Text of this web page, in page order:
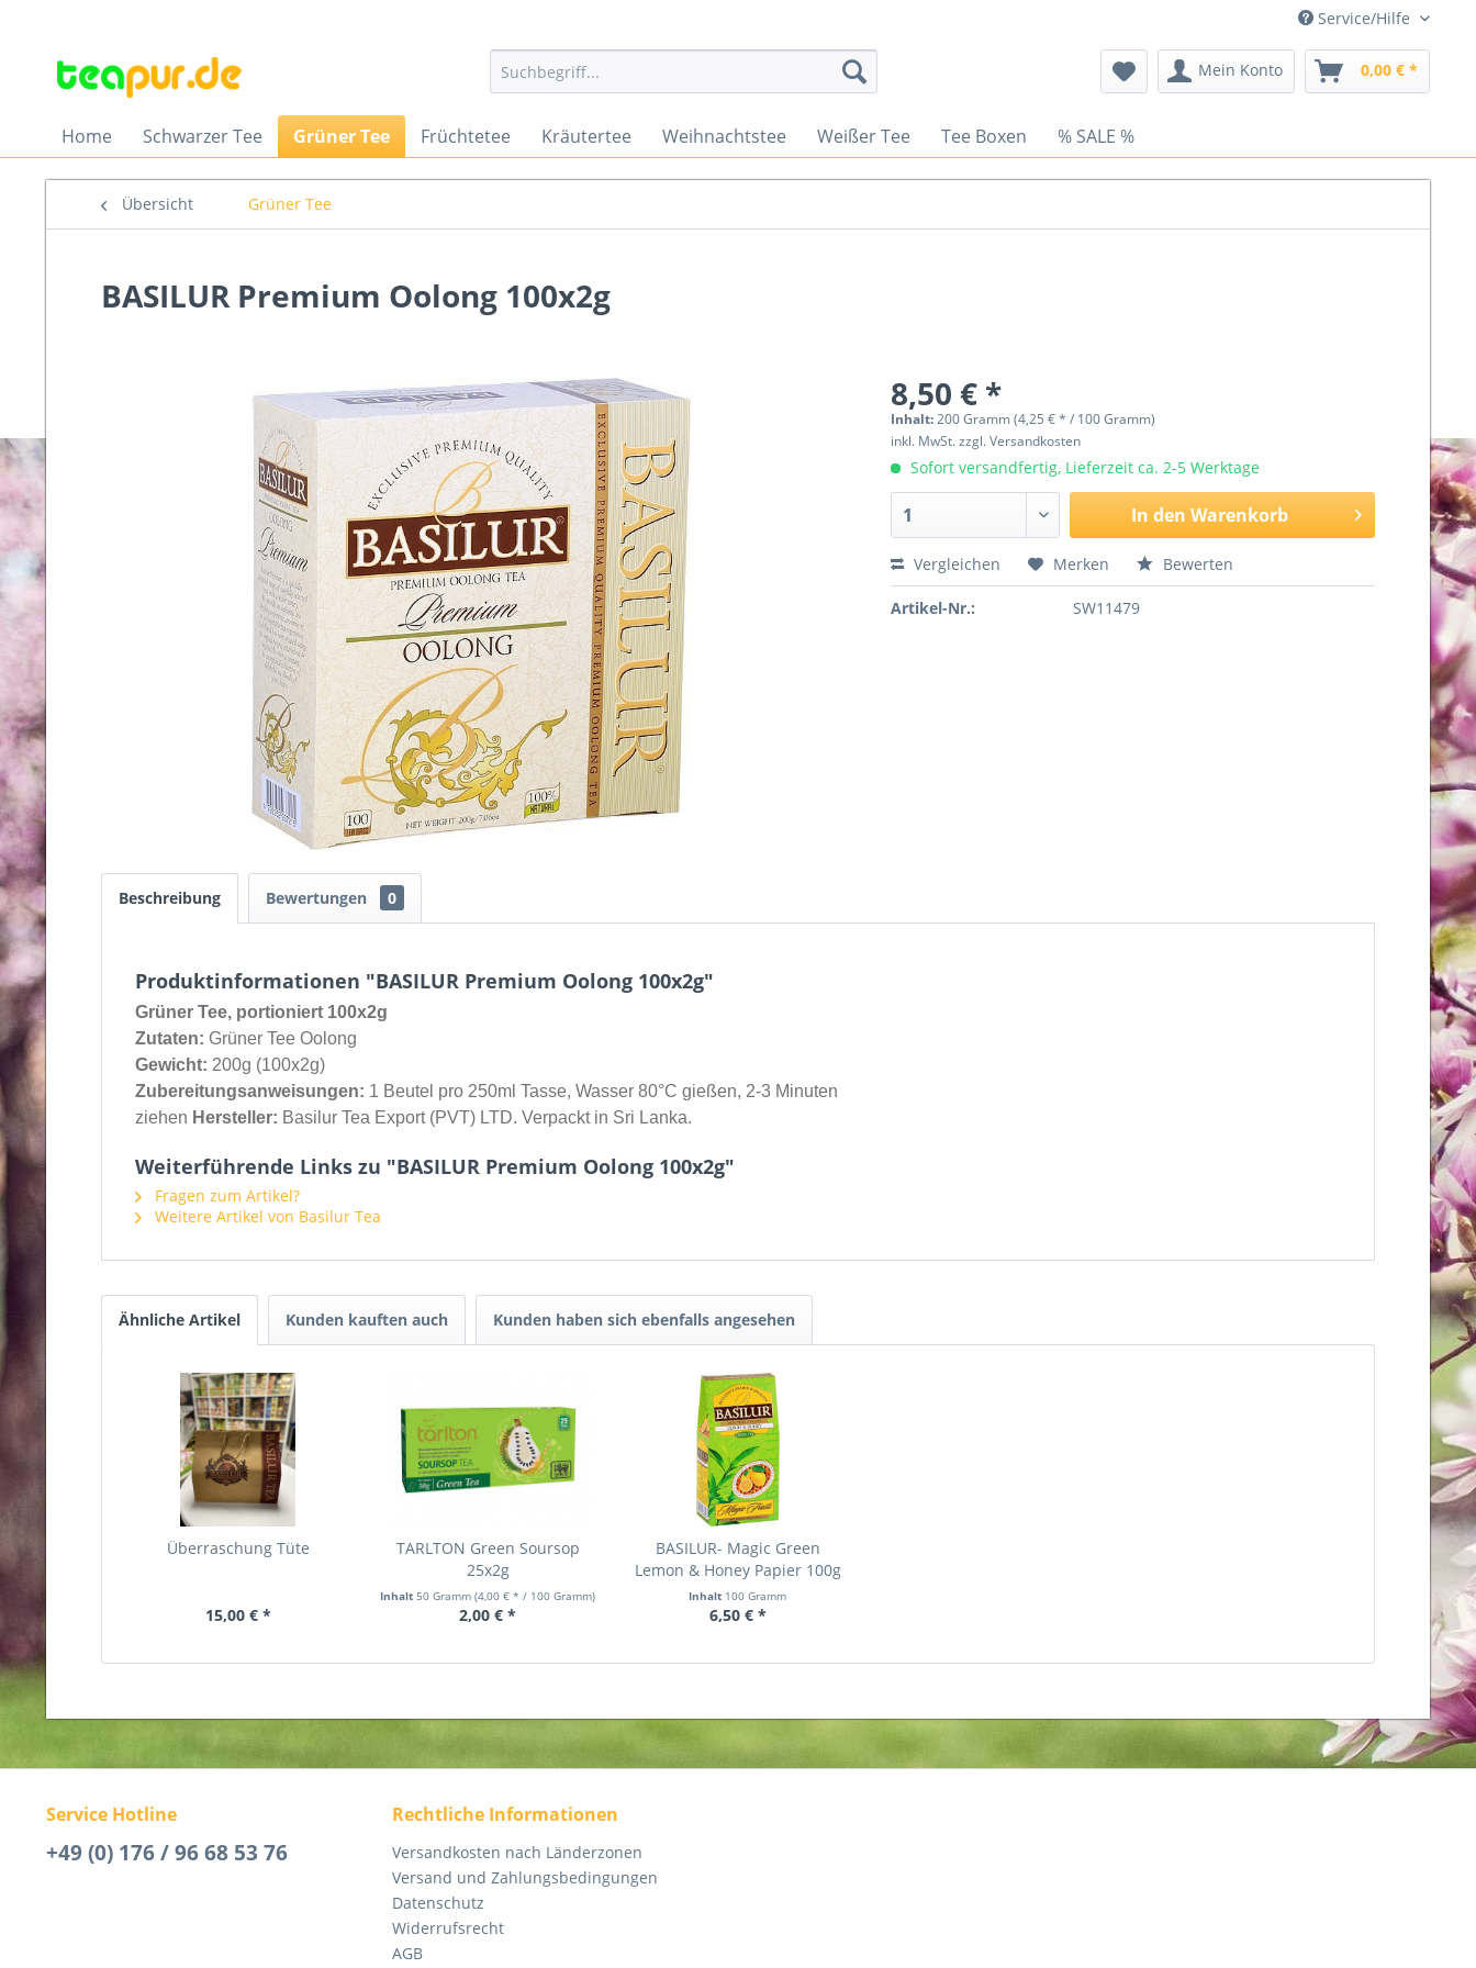
Service/Hilfe
Mein Konto 0,00 € *
Home Schwarzer Tee Grüner Tee Früchtetee Kräutertee Weihnachtstee Weißer Tee Tee Boxen % SALE %
Übersicht Grüner Tee
BASILUR Premium Oolong 100x2g
8,50 € *
Inhalt:200 Gramm (4,25 € * / 100 Gramm)
inkl. MwSt.zzgl. Versandkosten
Sofort versandfertig, Lieferzeit ca. 2-5 Werktage
In den Warenkorb
Vergleichen Merken Bewerten
Artikel-Nr.: SW11479
Beschreibung Bewertungen 0
Produktinformationen "BASILUR Premium Oolong 100x2g"
Grüner Tee, portioniert 100x2g
Zutaten: Grüner Tee Oolong
Gewicht: 200g (100x2g)
Zubereitungsanweisungen: 1 Beutel pro 250ml Tasse, Wasser 80°C gießen, 2-3 Minuten
ziehen Hersteller: Basilur Tea Export (PVT) LTD. Verpackt in Sri Lanka.
Weiterführende Links zu "BASILUR Premium Oolong 100x2g"
Fragen zum Artikel?
Weitere Artikel von Basilur Tea
Ähnliche Artikel Kunden kauften auch Kunden haben sich ebenfalls angesehen
Überraschung Tüte
15,00 € *
TARLTON Green Soursop
25x2g
Inhalt50 Gramm(4,00 € * / 100 Gramm)
2,00 € *
BASILUR- Magic Green
Lemon & Honey Papier 100g
Inhalt 100 Gramm
6,50 € *
Service Hotline
+49 (0) 176 / 96 68 53 76
Rechtliche Informationen
Versandkosten nach Länderzonen
Versand und Zahlungsbedingungen
Datenschutz
Widerrufsrecht
AGB